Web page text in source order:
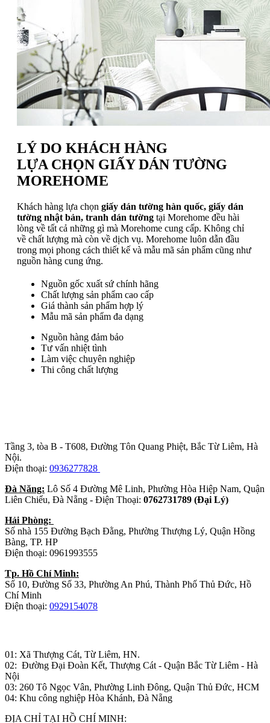
LÝ DO KHÁCH HÀNG
LỰA CHỌN GIẤY DÁN TƯỜNG
MOREHOME
Khách hàng lựa chọn giấy dán tường hàn quốc, giấy dán
tường nhật bản, tranh dán tường tại Morehome đều hài
lòng về tất cả những gì mà Morehome cung cấp. Không chỉ
về chất lượng mà còn về dịch vụ. Morehome luôn dẫn đầu
trong mọi phong cách thiết kế và mẫu mã sản phẩm cũng như
nguồn hàng cung ứng.
Nguồn gốc xuất sứ chính hãng
Chất lượng sản phẩm cao cấp
Giá thành sản phẩm hợp lý
Mẫu mã sản phẩm đa dạng
Nguồn hàng đảm bảo
Tư vấn nhiệt tình
Làm việc chuyên nghiệp
Thi công chất lượng
Tầng 3, tòa B - T608, Đường Tôn Quang Phiệt, Bắc Từ Liêm, Hà
Nội.
Điện thoại: 0936277828
Đà Năng: Lô Số 4 Đường Mê Linh, Phường Hòa Hiệp Nam, Quận
Liên Chiểu, Đà Nẵng - Điện Thoại: 0762731789 (Đại Lý)
Hải Phòng:
Số nhà 155 Đường Bạch Đằng, Phường Thượng Lý, Quận Hồng
Bàng, TP. HP
Điện thoại: 0961993555
Tp. Hồ Chí Minh:
Số 10, Đường Số 33, Phường An Phú, Thành Phố Thủ Đức, Hồ
Chí Minh
Điện thoại: 0929154078
01: Xã Thượng Cát, Từ Liêm, HN.
02: Đường Đại Đoàn Kết, Thượng Cát - Quận Bắc Từ Liêm - Hà
Nội
03: 260 Tô Ngọc Vân, Phường Linh Đông, Quận Thủ Đức, HCM
04: Khu công nghiệp Hòa Khánh, Đà Nẵng
ĐỊA CHỈ TẠI HỒ CHÍ MINH: